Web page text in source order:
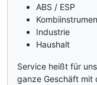
ABS / ESP
Industrie
Haushalt
Service heißt für
ganze Geschäft mit